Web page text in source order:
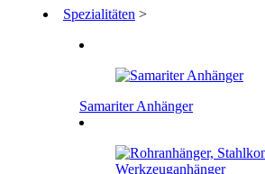
Spezialitäten >
Samariter Anhänger